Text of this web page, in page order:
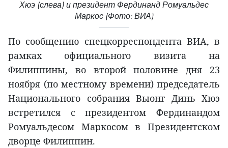
Хюэ (слева) и президент Фердинанд Ромуальдес
Маркос (Фото: ВИА)
По сообщению спецкорреспондента ВИА, в
рамках официального визита на
Филиппины, во второй половине дня 23
ноября (по местному времени) председатель
Национального собрания Выонг Динь Хюэ
встретился с президентом Фердинандом
Ромуальдесом Маркосом в Президентском
дворце Филиппин.